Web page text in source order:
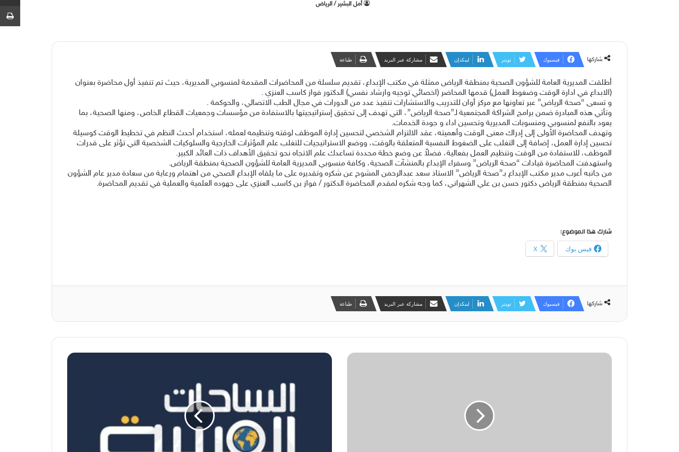
‫أمل البشير / الرياض
شاركها فيسبوك تويتر لينكدإن مشاركة عبر البريد طباعة
أطلقت المديرية العامة للشؤون الصحية بمنطقة الرياض ممثلة في مكتب الإبداع، تقديم سلسلة من المحاضرات المقدمة لمنسوبي المديرية، حيث تم تنفيذ أول محاضرة بعنوان
(الابداع في ادارة الوقت وضغوط العمل) قدمها المحاضر (اخصائي توجيه وارشاد نفسي) الدكتور فواز كاسب العنزي .
و تسعى “صحة الرياض” عبر تعاونها مع مركز أوان للتدريب والاستشارات تنفيذ عدد من الدورات في مجال الطب الاتصالي، والحوكمة .
وتأتي هذه المبادرة ضمن برامج الشراكة المجتمعية لـ”صحة الرياض”، التي تهدف إلى تحقيق إستراتيجيتها بالاستفادة من مؤسسات وجمعيات القطاع الخاص، ومنها الصحية، بما
يعود بالنفع لمنسوبي ومنسوبات المديرية وتحسين اداء و جودة الخدمات.
وتهدف المحاضرة الأولى إلى إدراك معنى الوقت وأهميته، عقد الالتزام الشخصي لتحسين إدارة الموظف لوقته وتنظيمه لعمله، استخدام أحدث النظم في تخطيط الوقت كوسيلة
تحسين إدارة العمل، إضافة إلى التغلب على الضغوط النفسية المتعلقة بالوقت، ووضع الاستراتيجيات للتغلب علم المؤثرات الخارجية والسلوكيات الشخصية التي تؤثر على قدرات
الموظف، للاستفادة من الوقت وتنظيم العمل بفعالية، فضلاً عن وضع خطة محددة تساعدك علم الاتجاه نحو تحقيق الأهداف ذات العائد الكبير.
واستهدفت المحاضرة قيادات “صحة الرياض” وسفراء الإبداع بالمنشآت الصحية، وكافة منسوبي المديرية العامة للشؤون الصحية بمنطقة الرياض.
من جانبه أعرب مدير مكتب الإبداع بـ”صحة الرياض” الاستاذ سعد عبدالرحمن المشوح عن شكره وتقديره على ما يلقاه الإبداع الصحي من اهتمام ورعاية من سعادة مدير عام الشؤون
الصحية بمنطقة الرياض دكتور حسن بن علي الشهراني، كما وجه شكره لمقدم المحاضرة الدكتور / فواز بن كاسب العنزي على جهوده العلمية والعملية في تقديم المحاضرة.
شارك هذا الموضوع:
فيس بوك X
شاركها فيسبوك تويتر لينكدإن مشاركة عبر البريد طباعة